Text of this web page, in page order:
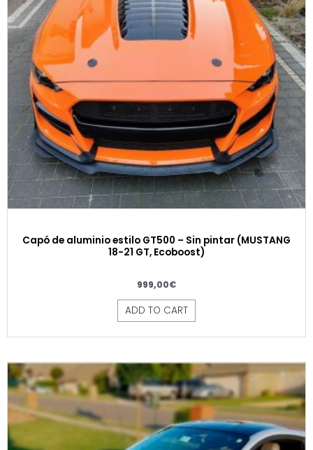
Capó de aluminio estilo GT500 – Sin pintar (MUSTANG
18-21 GT, Ecoboost)
999,00€
ADD TO CART